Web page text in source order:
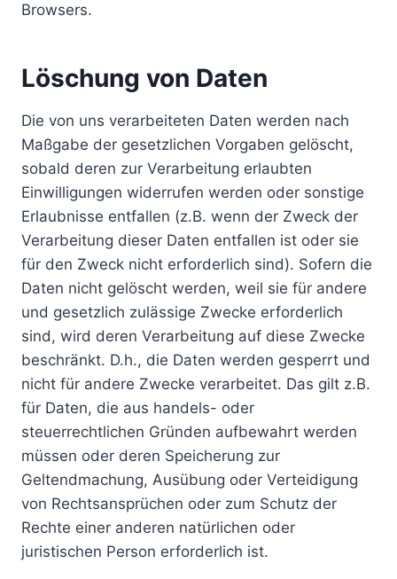
Browsers.
Löschung von Daten
Die von uns verarbeiteten Daten werden nach
Maßgabe der gesetzlichen Vorgaben gelöscht,
sobald deren zur Verarbeitung erlaubten
Einwilligungen widerrufen werden oder sonstige
Erlaubnisse entfallen (z.B. wenn der Zweck der
Verarbeitung dieser Daten entfallen ist oder sie
für den Zweck nicht erforderlich sind). Sofern die
Daten nicht gelöscht werden, weil sie für andere
und gesetzlich zulässige Zwecke erforderlich
sind, wird deren Verarbeitung auf diese Zwecke
beschränkt. D.h., die Daten werden gesperrt und
nicht für andere Zwecke verarbeitet. Das gilt z.B.
für Daten, die aus handels- oder
steuerrechtlichen Gründen aufbewahrt werden
müssen oder deren Speicherung zur
Geltendmachung, Ausübung oder Verteidigung
von Rechtsansprüchen oder zum Schutz der
Rechte einer anderen natürlichen oder
juristischen Person erforderlich ist.